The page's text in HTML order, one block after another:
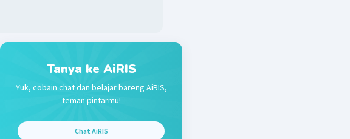
Tanya ke AiRIS
Yuk, cobain chat dan belajar bareng AiRIS,
teman pintarmu!
Chat AiRIS